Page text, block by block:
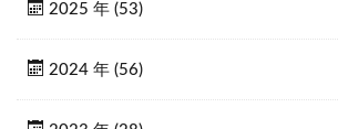
2025 年 (53)
2024 年 (56)